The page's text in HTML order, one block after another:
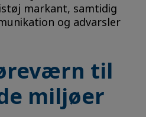
markant, samtidig
og advarsler
til
miljøer